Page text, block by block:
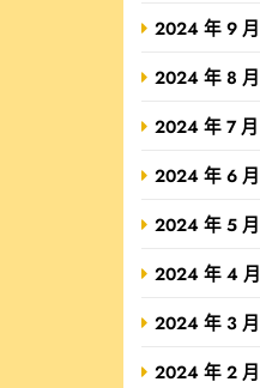
2024 年 9 月
2024 年 8 月
2024 年 7 月
2024 年 6 月
2024 年 5 月
2024 年 4 月
2024 年 3 月
2024 年 2 月